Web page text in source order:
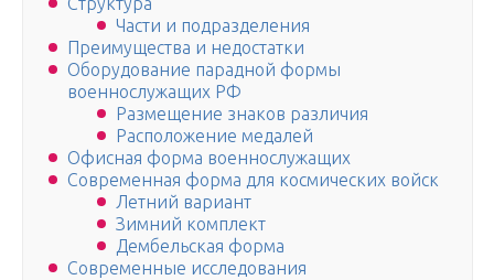
Части и подразделения
Преимущества и недостатки
Оборудование парадной формы
военнослужащих РФ
Размещение знаков различия
Расположение медалей
Офисная форма военнослужащих
Современная форма для космических войск
Летний вариант
Зимний комплект
Дембельская форма
Современные исследования